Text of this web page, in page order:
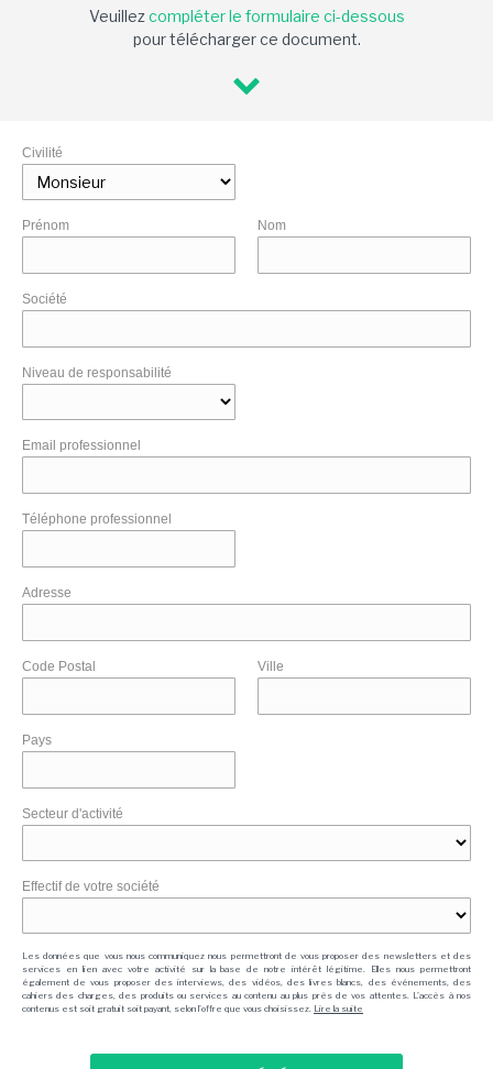
Veuillezcompléter le formulaire ci-dessous
pour télécharger ce document.
Civilité
Prénom Nom
Société
Niveau de responsabilité
Email professionnel
Téléphone professionnel
Adresse
Code Postal Ville
Pays
Secteur d'activité
Effectif de votre société
Les données que vous nous communiquez nous permettront de vous proposer des newsletters et des
services en lien avec votre activité sur la base de notre intérêt légitime. Elles nous permettront
également de vous proposer des interviews, des vidéos, des livres blancs, des événements, des
cahiers des charges, des produits ou services au contenu au plus près de vos attentes. L'accès à nos
contenus est soit gratuit soit payant, selon l'offre que vous choisissez. Lire la suite